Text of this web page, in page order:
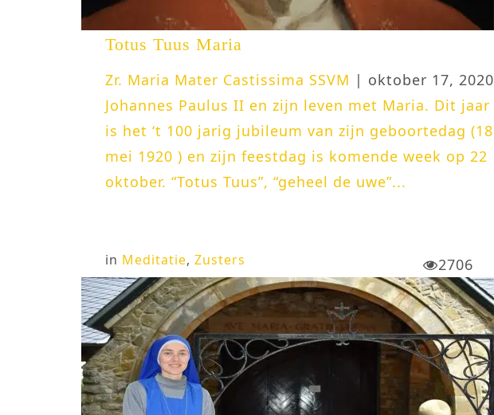
Totus Tuus Maria
Zr. Maria Mater Castissima SSVM | oktober 17, 2020
Johannes Paulus II en zijn leven met Maria. Dit jaar
is het ‘t 100 jarig jubileum van zijn geboortedag (18
mei 1920 ) en zijn feestdag is komende week op 22
oktober. “Totus Tuus”, “geheel de uwe”...
in Meditatie, Zusters 2706